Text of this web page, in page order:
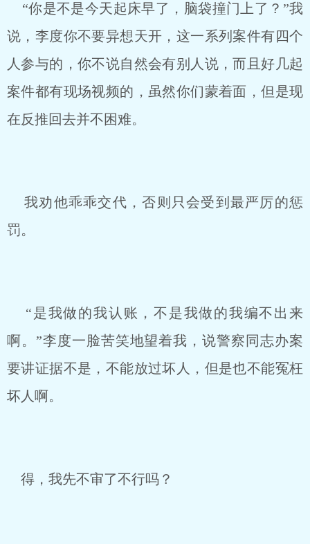
“你是不是今天起床早了，脑袋撞门上了？”我
说，李度你不要异想天开，这一系列案件有四个
人参与的，你不说自然会有别人说，而且好几起
案件都有现场视频的，虽然你们蒙着面，但是现
在反推回去并不困难。
我劝他乖乖交代，否则只会受到最严厉的惩
罚。
“是我做的我认账，不是我做的我编不出来
啊。”李度一脸苦笑地望着我，说警察同志办案
要讲证据不是，不能放过坏人，但是也不能冤枉
坏人啊。
得，我先不审了不行吗？